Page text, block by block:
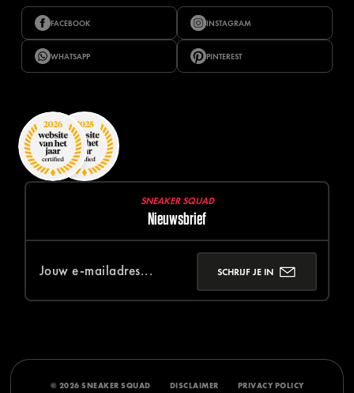
FACEBOOK INSTAGRAM
WHATSAPP PINTEREST
SNEAKER SQUAD
Nieuwsbrief
SCHRIJF JE IN
© 2026 SNEAKER SQUAD DISCLAIMER PRIVACY POLICY